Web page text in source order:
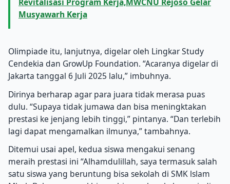
Musyawarh Kerja
Olimpiade itu, lanjutnya, digelar oleh Lingkar Study
Cendekia dan GrowUp Foundation. “Acaranya digelar di
Jakarta tanggal 6 Juli 2025 lalu,” imbuhnya.
Dirinya berharap agar para juara tidak merasa puas
dulu. “Supaya tidak jumawa dan bisa meningktakan
prestasi ke jenjang lebih tinggi,” pintanya. “Dan terlebih
lagi dapat mengamalkan ilmunya,” tambahnya.
Ditemui usai apel, kedua siswa mengakui senang
meraih prestasi ini “Alhamdulillah, saya termasuk salah
satu siswa yang beruntung bisa sekolah di SMK lslam